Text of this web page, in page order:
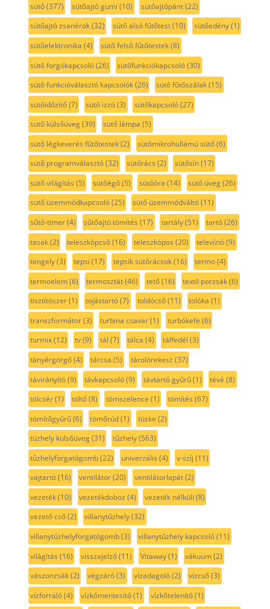
sütő(377) sütőajtó gumi (10) sütőajtópánt(22)
sütőajtó zsanérok(32) sütő alsó fűtőtest(10) sütőedény(1)
sütőelektronika (4) sütő felső fűtőtestek(8)
sütő forgókapcsoló(26) sütőfunkciókapcsoló(30)
sütő funkcióválasztó kapcsolók(26) sütő fűtőszálak(15)
sütőidőzítő(7) sütő izzó(3) sütőkapcsoló(27)
sütő külsőüveg(39) sütő lámpa (5)
sütő légkeverés fűtőtestek(2) sütőmikrohullámú sütő(6)
sütő programválasztó(32) sütőrács (2) sütősín(17)
sütő világítás (5) sütőégő(5) sütőóra (14) sütő üveg(26)
sütő üzemmódkapcsoló(25) sütő üzemmódváltó(11)
sűtő-timer(4) sűtőajtó tömítés (17) tartály(51) tartó(26)
tasak(2) teleszkópcső(16) teleszkópos (20) televízió(9)
tengely(3) tepsi (17) tepsik sütőrácsok(16) termo(4)
termoelem(6) termosztát(46) tető(16) textil porzsák(6)
tisztítószer(1) tojástartó(7) toldócső(11) tolóka (1)
transzformátor(3) turbina csavar(1) turbókefe (6)
turmix(12) tv(9) tál (7) tálca (4) tálfedél (3)
tányérgörgő(4) tárcsa (5) tárolórekesz (37)
távirányító(9) távkapcsoló(9) távtartó gyűrű(1) tévé (8)
tölcsér(1) töltő(8) tömszelence (1) tömítés (67)
tömítőgyűrű(6) tömőrúd(1) tüske (2)
tüzhely külsőüveg(31) tűzhely(563)
tűzhelyforgatógomb(22) univerzális (4) v-szíj (11)
vajtartó(16) ventilátor(20) ventilátorlapát(2)
vezeték(10) vezetékdoboz (4) vezeték nélküli (8)
vezető cső(2) villanytűzhely(32)
villanytűzhelyforgatógomb(3) villanytűzhely kapcsoló(11)
világítás (16) visszajelző(11) Vitaway(1) vákuum(2)
vászonzsák(2) végzáró(3) vízadagoló(2) vízcső(3)
vízforraló(4) vízkőmentesítő(1) vízkőtelenítő(1)